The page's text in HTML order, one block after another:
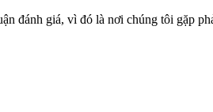
đánh giá, vì đó là nơi chúng tôi gặp